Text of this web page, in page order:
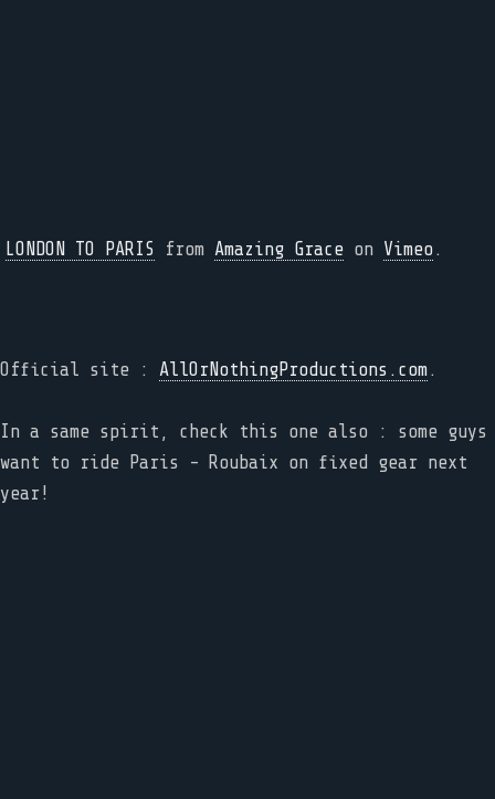
LONDON TO PARIS from Amazing Grace on Vimeo.
Official site : AllOrNothingProductions.com.
In a same spirit, check this one also : some guys
want to ride Paris - Roubaix on fixed gear next
year!